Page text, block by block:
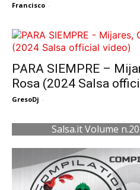
Francisco -
PARA SIEMPRE –
Rosa (2024 Salsa
GresoDj -
Salsa.it Volume